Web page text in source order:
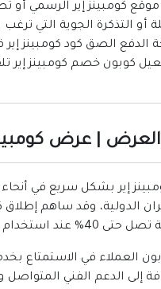
كومبينز إير الرسمي أو
أو التذكرة الجوية التي
الصق كود كومبينز
كوبون خصم كومبينز إير
| عرض كومبينز
إير بشكل سريع في
الدولية، وقد ساهم
الكوبون عبر موقعنا
العملاء في الاستمتاع
إلى الدعم الفني